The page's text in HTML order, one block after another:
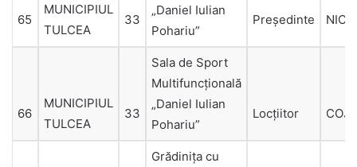
65
MUNICIPIUL
TULCEA
33
„Daniel Iulian
Pohariu”
Președinte
66
MUNICIPIUL
TULCEA
33
Sala de Sport
Multifuncţională
„Daniel Iulian
Pohariu”
Locțiitor
Grădiniţa cu